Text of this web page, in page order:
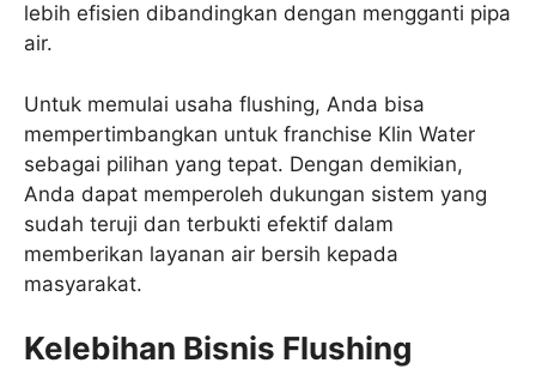
lebih efisien dibandingkan dengan mengganti pipa
air.
Untuk memulai usaha flushing, Anda bisa
mempertimbangkan untuk franchise Klin Water
sebagai pilihan yang tepat. Dengan demikian,
Anda dapat memperoleh dukungan sistem yang
sudah teruji dan terbukti efektif dalam
memberikan layanan air bersih kepada
masyarakat.
Kelebihan Bisnis Flushing